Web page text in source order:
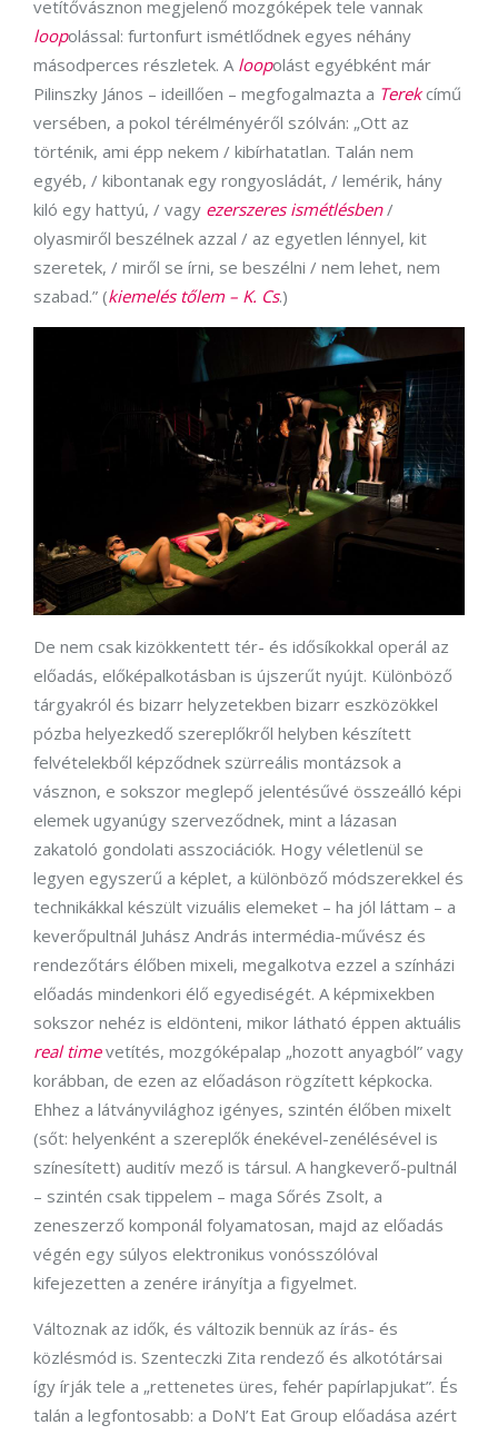
vetítővásznon megjelenő mozgóképek tele vannak
loopolással: furtonfurt ismétlődnek egyes néhány
másodperces részletek. A loopolást egyébként már
Pilinszky János – ideillően – megfogalmazta a Terekcímű
versében, a pokol térélményéről szólván: „Ott az
történik, ami épp nekem / kibírhatatlan. Talán nem
egyéb, / kibontanak egy rongyosládát, / lemérik, hány
kiló egy hattyú, / vagy ezerszeres ismétlésben/
olyasmiről beszélnek azzal / az egyetlen lénnyel, kit
szeretek, / miről se írni, se beszélni / nem lehet, nem
szabad.” (kiemelés tőlem – K. Cs.)
De nem csak kizökkentett tér- és idősíkokkal operál az
előadás, előképalkotásban is újszerűt nyújt. Különböző
tárgyakról és bizarr helyzetekben bizarr eszközökkel
pózba helyezkedő szereplőkről helyben készített
felvételekből képződnek szürreális montázsok a
vásznon, e sokszor meglepő jelentésűvé összeálló képi
elemek ugyanúgy szerveződnek, mint a lázasan
zakatoló gondolati asszociációk. Hogy véletlenül se
legyen egyszerű a képlet, a különböző módszerekkel és
technikákkal készült vizuális elemeket – ha jól láttam – a
keverőpultnál Juhász András intermédia-művész és
rendezőtárs élőben mixeli, megalkotva ezzel a színházi
előadás mindenkori élő egyediségét. A képmixekben
sokszor nehéz is eldönteni, mikor látható éppen aktuális
real timevetítés, mozgóképalap „hozott anyagból” vagy
korábban, de ezen az előadáson rögzített képkocka.
Ehhez a látványvilághoz igényes, szintén élőben mixelt
(sőt: helyenként a szereplők énekével-zenélésével is
színesített) auditív mező is társul. A hangkeverő-pultnál
– szintén csak tippelem – maga Sőrés Zsolt, a
zeneszerző komponál folyamatosan, majd az előadás
végén egy súlyos elektronikus vonósszólóval
kifejezetten a zenére irányítja a figyelmet.
Változnak az idők, és változik bennük az írás- és
közlésmód is. Szenteczki Zita rendező és alkotótársai
így írják tele a „rettenetes üres, fehér papírlapjukat”. És
talán a legfontosabb: a DoN’t Eat Group előadása azért